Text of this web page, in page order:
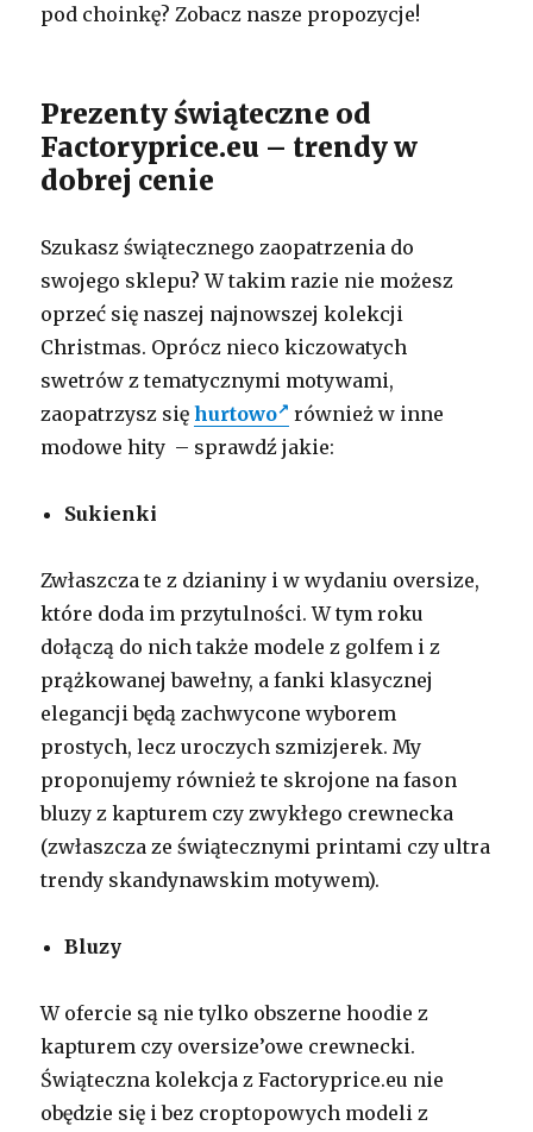
pod choinkę? Zobacz nasze propozycje!
Prezenty świąteczne od
Factoryprice.eu – trendy w
dobrej cenie
Szukasz świątecznego zaopatrzenia do
swojego sklepu? W takim razie nie możesz
oprzeć się naszej najnowszej kolekcji
Christmas. Oprócz nieco kiczowatych
swetrów z tematycznymi motywami,
zaopatrzysz sięhurtowo
również w inne
modowe hity – sprawdź jakie:
Sukienki
Zwłaszcza te z dzianiny i w wydaniu oversize,
które doda im przytulności. W tym roku
dołączą do nich także modele z golfem i z
prążkowanej bawełny, a fanki klasycznej
elegancji będą zachwycone wyborem
prostych, lecz uroczych szmizjerek. My
proponujemy również te skrojone na fason
bluzy z kapturem czy zwykłego crewnecka
(zwłaszcza ze świątecznymi printami czy ultra
trendy skandynawskim motywem).
Bluzy
W ofercie są nie tylko obszerne hoodie z
kapturem czy oversize’owe crewnecki.
Świąteczna kolekcja z Factoryprice.eu nie
obędzie się i bez croptopowych modeli z